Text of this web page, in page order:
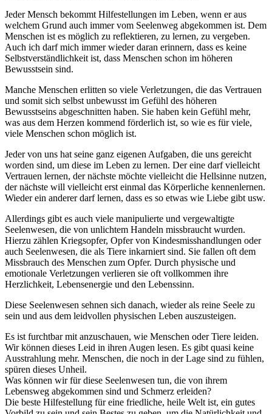
Jeder Mensch bekommt Hilfestellungen im Leben, wenn er aus
welchem Grund auch immer vom Seelenweg abgekommen ist. Dem
Menschen ist es möglich zu reflektieren, zu lernen, zu vergeben.
Auch ich darf mich immer wieder daran erinnern, dass es keine
Selbstverständlichkeit ist, dass Menschen schon im höheren
Bewusstsein sind.
Manche Menschen erlitten so viele Verletzungen, die das Vertrauen
und somit sich selbst unbewusst im Gefühl des höheren
Bewusstseins abgeschnitten haben. Sie haben kein Gefühl mehr,
was aus dem Herzen kommend förderlich ist, so wie es für viele,
viele Menschen schon möglich ist.
Jeder von uns hat seine ganz eigenen Aufgaben, die uns gereicht
worden sind, um diese im Leben zu lernen. Der eine darf vielleicht
Vertrauen lernen, der nächste möchte vielleicht die Hellsinne nutzen,
der nächste will vielleicht erst einmal das Körperliche kennenlernen.
Wieder ein anderer darf lernen, dass es so etwas wie Liebe gibt usw.
Allerdings gibt es auch viele manipulierte und vergewaltigte
Seelenwesen, die von unlichtem Handeln missbraucht wurden.
Hierzu zählen Kriegsopfer, Opfer von Kindesmisshandlungen oder
auch Seelenwesen, die als Tiere inkarniert sind. Sie fallen oft dem
Missbrauch des Menschen zum Opfer. Durch physische und
emotionale Verletzungen verlieren sie oft vollkommen ihre
Herzlichkeit, Lebensenergie und den Lebenssinn.
Diese Seelenwesen sehnen sich danach, wieder als reine Seele zu
sein und aus dem leidvollen physischen Leben auszusteigen.
Es ist furchtbar mit anzuschauen, wie Menschen oder Tiere leiden.
Wir können dieses Leid in ihren Augen lesen. Es gibt quasi keine
Ausstrahlung mehr. Menschen, die noch in der Lage sind zu fühlen,
spüren dieses Unheil.
Was können wir für diese Seelenwesen tun, die von ihrem
Lebensweg abgekommen sind und Schmerz erleiden?
Die beste Hilfestellung für eine friedliche, heile Welt ist, ein gutes